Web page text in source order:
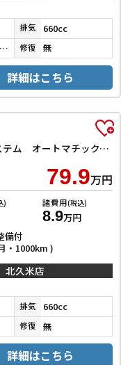
排気 660cc
ブラックマイカメタリック 修復 無
詳細はこちら
クリアランスソナー 衝突被害軽減システム オートマチックハイビーム オートライト アイドリングストップ CVT ESC CD ミュージックプレイヤー接続可 エアコン パワーステアリング
79.9万円
) 諸費用(税込)
8.9万円
備付
・1000km )
北久米店
排気 660cc
修復 無
詳細はこちら